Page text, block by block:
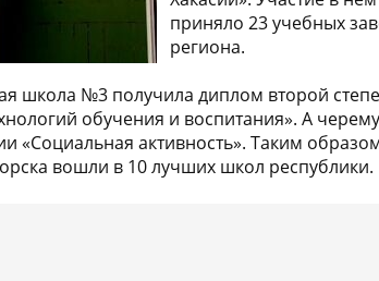
приняло 23 учебных
региона.
школа №3 получила диплом второй
обучения и воспитания». А
«Социальная активность». Таким
вошли в 10 лучших школ республики.